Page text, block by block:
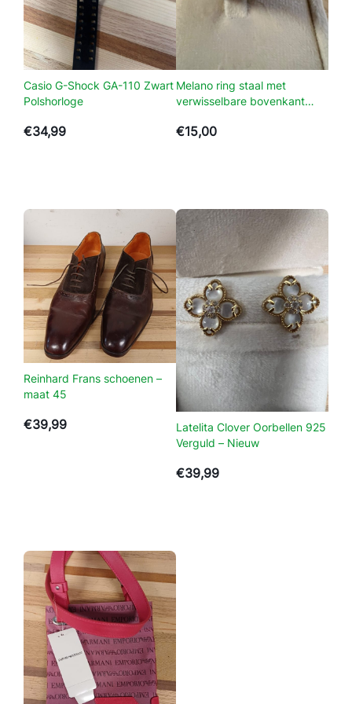
a
B
o
o
s
t
s
c
n
n
a
a
n
t
a
l
Casio G-Shock GA-110 Zwart
Polshorloge
€34,99
Melano ring staal met
verwisselbare bovenkant
€15,00
Reinhard Frans schoenen –
maat 45
€39,99
Latelita Clover Oorbellen 925
Verguld – Nieuw
€39,99